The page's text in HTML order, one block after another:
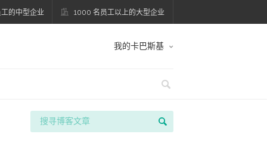
的中型企业 1000 名员工以上的大型企业
我的卡巴斯基